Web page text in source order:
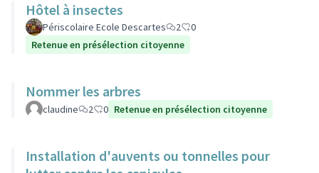
Hôtel à insectes
Périscolaire Ecole Descartes 2
0
Retenue en présélection citoyenne
Nommer les arbres
claudine 2 0 Retenue en présélection citoyenne
Installation d'auvents ou tonnelles pour